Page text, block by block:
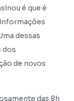
é que é
dessas
dos
de novos
das 8h